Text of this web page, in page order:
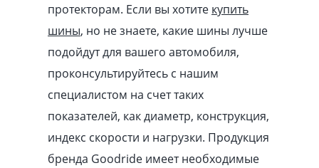
протекторам. Если вы хотите купить
шины, но не знаете, какие шины лучше
подойдут для вашего автомобиля,
проконсультируйтесь с нашим
специалистом на счет таких
показателей, как диаметр, конструкция,
индекс скорости и нагрузки. Продукция
бренда Goodride имеет необходимые